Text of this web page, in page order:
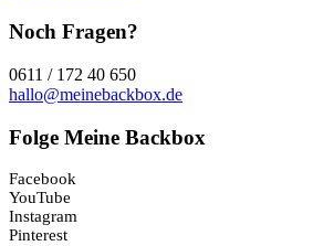
Noch Fragen?
0611 / 172 40 650
hallo@meinebackbox.de
Folge Meine Backbox
Facebook
YouTube
Instagram
Pinterest